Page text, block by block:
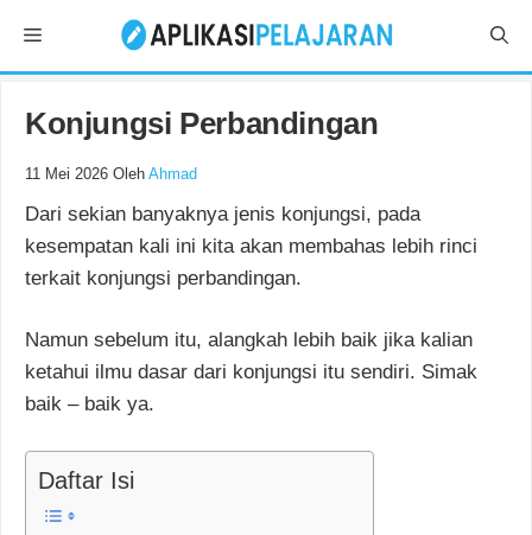
isi
Menu
Konjungsi Perbandingan
11 Mei 2026 Oleh Ahmad
Dari sekian banyaknya jenis konjungsi, pada
kesempatan kali ini kita akan membahas lebih rinci
terkait konjungsi perbandingan.
Namun sebelum itu, alangkah lebih baik jika kalian
ketahui ilmu dasar dari konjungsi itu sendiri. Simak
baik – baik ya.
Daftar Isi